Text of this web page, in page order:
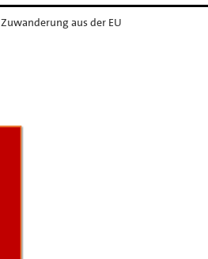
Zuwanderung aus der EU